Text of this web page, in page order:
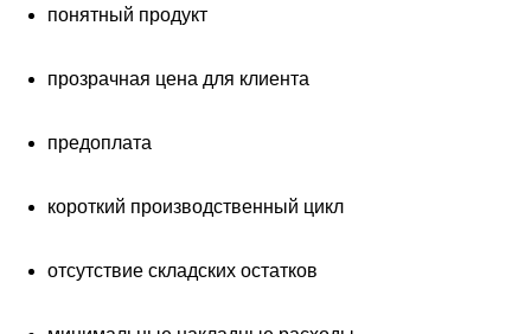
понятный продукт
прозрачная цена для клиента
предоплата
короткий производственный цикл
отсутствие складских остатков